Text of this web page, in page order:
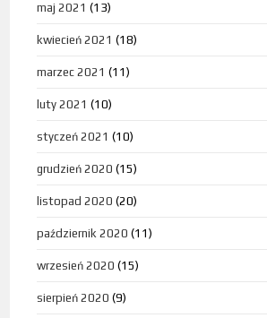
maj 2021 (13)
kwiecień 2021 (18)
marzec 2021 (11)
luty 2021 (10)
styczeń 2021 (10)
grudzień 2020 (15)
listopad 2020 (20)
październik 2020 (11)
wrzesień 2020 (15)
sierpień 2020 (9)